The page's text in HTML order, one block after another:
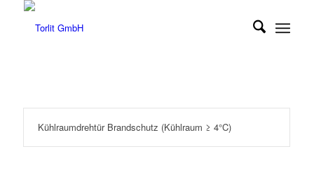
Kühlraumdrehtür Brandschutz (Kühlraum ≥ 4°C)